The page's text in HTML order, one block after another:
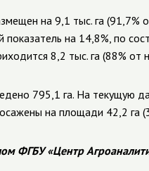
на 9,1 тыс. га (91,7%
на 14,8%, по
8,2 тыс. га (88% от
795,1 га. На текущую
на площади 42,2 га
ФГБУ «Центр